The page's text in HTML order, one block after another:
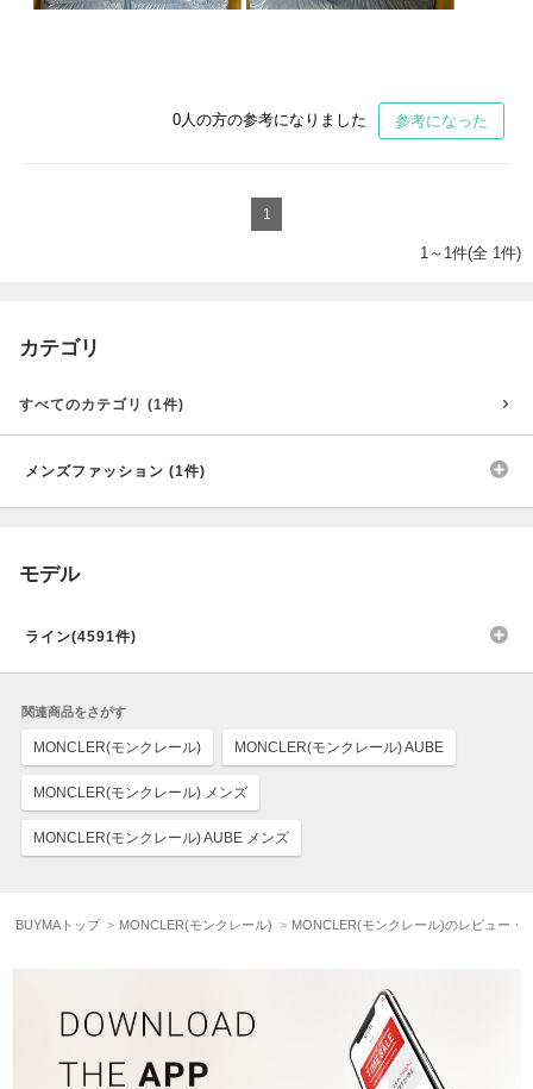
0人の方の参考になりました 参考になった
1
1～1件(全 1件)
カテゴリ
すべてのカテゴリ (1件)
メンズファッション (1件)
モデル
ライン(4591件)
関連商品をさがす
MONCLER(モンクレール) MONCLER(モンクレール) AUBE
MONCLER(モンクレール) メンズ
MONCLER(モンクレール) AUBE メンズ
BUYMAトップ MONCLER(モンクレール) MONCLER(モンクレール)のレビュー・